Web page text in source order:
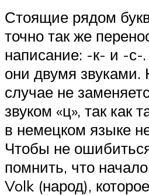
Стоящие рядом
точно так же
написание: -к- и -с-
они двумя звуками.
случае не
звуком «ц», так как
в немецком языке
Чтобы не
помнить, что
Volk (народ), которое